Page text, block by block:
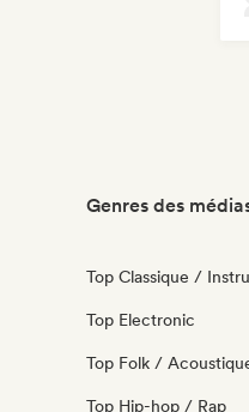
Genres des
Top Classique /
Top Electronic
Top Folk /
Top Hip-hop / Rap